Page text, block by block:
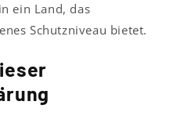
ein Land, das
Schutzniveau bietet.